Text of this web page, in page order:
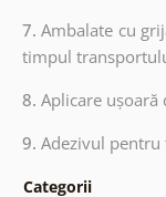
7.Ambalate cu
timpul
8. Aplicare
9. Adezivul
Categorii